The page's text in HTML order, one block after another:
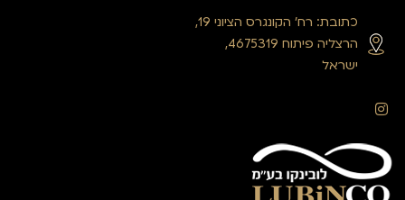
כתובת: רח’ הקונגרס הציוני 19,
הרצליה פיתוח 4675319,
ישראל